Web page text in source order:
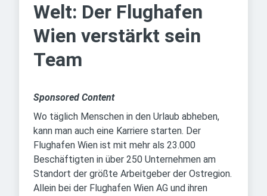
Welt: Der Flughafen
Wien verstärkt sein
Team
Sponsored Content
Wo täglich Menschen in den Urlaub abheben,
kann man auch eine Karriere starten. Der
Flughafen Wien ist mit mehr als 23.000
Beschäftigten in über 250 Unternehmen am
Standort der größte Arbeitgeber der Ostregion.
Allein bei der Flughafen Wien AG und ihren